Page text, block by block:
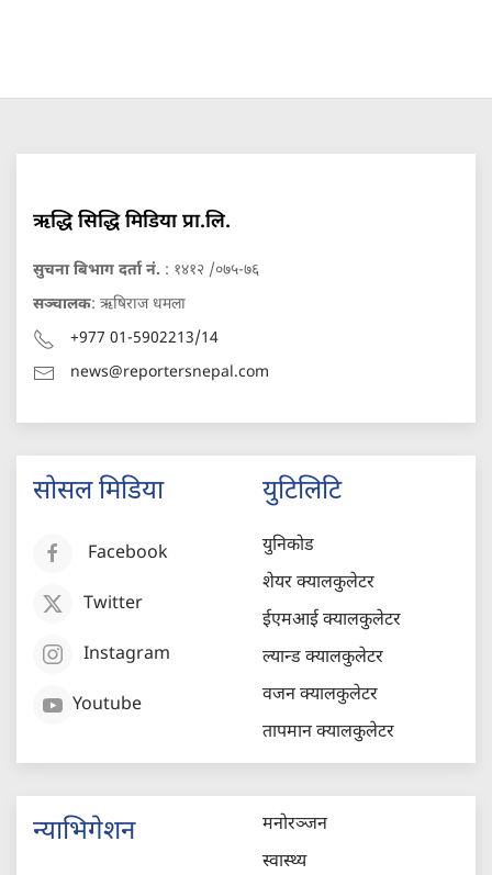
ऋद्धि सिद्धि मिडिया प्रा.लि.
सुचना बिभाग दर्ता नं. : १४१२ /०७५-७६
सञ्चालक: ऋषिराज धमला
+977 01-5902213/14
news@reportersnepal.com
सोसल मिडिया
Facebook
Twitter
Instagram
Youtube
युटिलिटि
युनिकोड
शेयर क्यालकुलेटर
ईएमआई क्यालकुलेटर
ल्यान्ड क्यालकुलेटर
वजन क्यालकुलेटर
तापमान क्यालकुलेटर
न्याभिगेशन
मनोरञ्जन
स्वास्थ्य